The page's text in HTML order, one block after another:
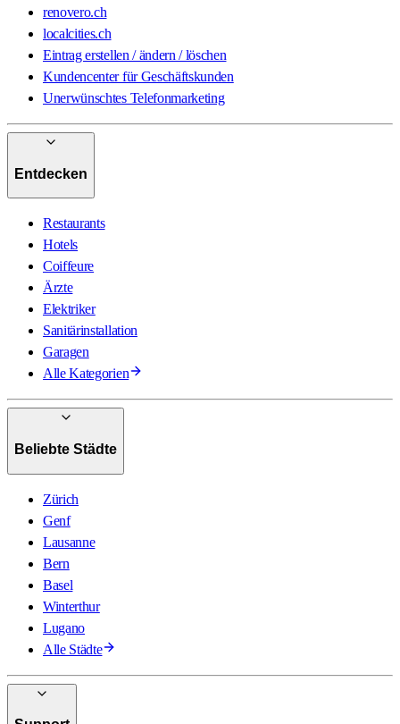
renovero.ch
localcities.ch
Eintrag erstellen / ändern / löschen
Kundencenter für Geschäftskunden
Unerwünschtes Telefonmarketing
Entdecken
Restaurants
Hotels
Coiffeure
Ärzte
Elektriker
Sanitärinstallation
Garagen
Alle Kategorien
Beliebte Städte
Zürich
Genf
Lausanne
Bern
Basel
Winterthur
Lugano
Alle Städte